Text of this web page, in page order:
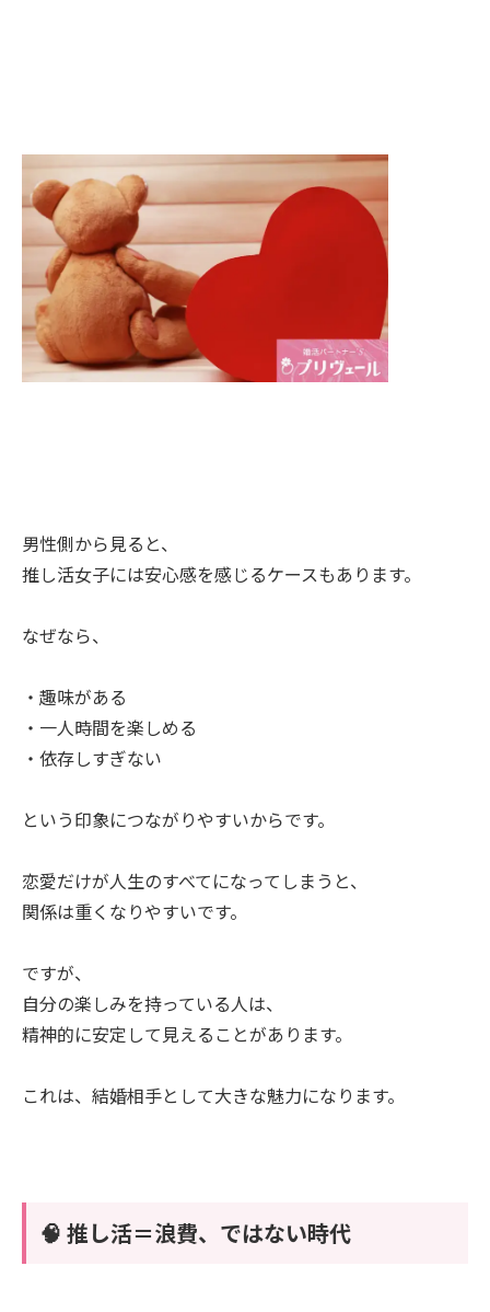
男性側から見ると、
推し活女子には安心感を感じるケースもあります。
なぜなら、
・趣味がある
・一人時間を楽しめる
・依存しすぎない
という印象につながりやすいからです。
恋愛だけが人生のすべてになってしまうと、
関係は重くなりやすいです。
ですが、
自分の楽しみを持っている人は、
精神的に安定して見えることがあります。
これは、結婚相手として大きな魅力になります。
🧠 推し活＝浪費、ではない時代